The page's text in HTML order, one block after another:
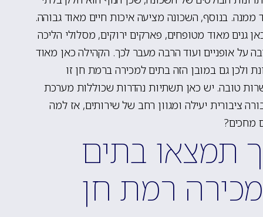
ממנה. בנוסף, השכונה מציעה איכות חיים מאוד גבוהה.
גנים מאוד מטופחים, פארקים ירוקים, מסלולי הליכה
על אופניים ועוד הרבה מעבר לכך. הקהילה כאן מאוד
ולכן גם במובן הזה בתים למכירה ברמת חן זו
טובה. יש כאן תשתיות נהדרות שכוללות מערכת
ציבורית יעילה ומגוון רחב של שירותים, אז למה
מחכים?
תמצאו בתים
רמת חן